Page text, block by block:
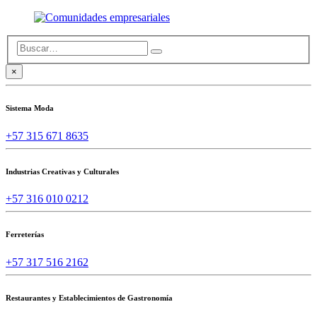
×
Sistema Moda
+57 315 671 8635
Industrias Creativas y Culturales
+57 316 010 0212
Ferreterías
+57 317 516 2162
Restaurantes y Establecimientos de Gastronomía